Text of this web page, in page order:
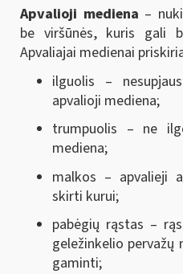
Apvalioji mediena –
be viršūnės, kuris gali
Apvaliajai medienai
ilguolis –
apvalioji mediena;
trumpuolis – ne
mediena;
malkos – apvalieji
skirti kurui;
pabėgių rąstas –
geležinkelio
gaminti;